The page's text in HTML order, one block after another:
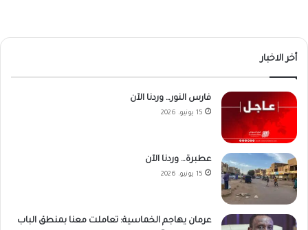
أخر الاخبار
فارس النور… وردنا الآن
15 يونيو، 2026
عطبرة… وردنا الآن
15 يونيو، 2026
عرمان يهاجم الخماسية: تعاملت معنا بمنطق الباب